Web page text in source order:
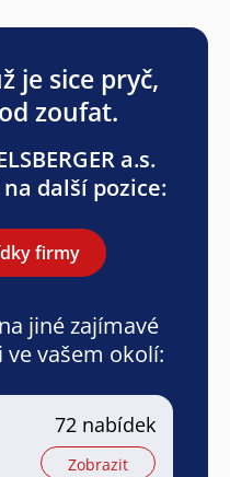
je sice pryč,
zoufat.
a.s.
další pozice:
firmy
jiné zajímavé
vašem okolí:
72 nabídek
Zobrazit